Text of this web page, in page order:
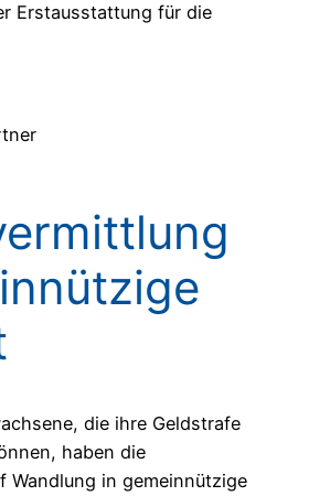
Erstausstattung für die
die ihre Geldstrafe
haben die
Wandlung in gemeinnützige